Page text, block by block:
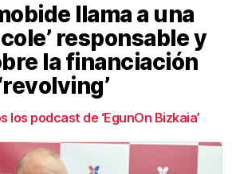
llama a una
responsable y
la financiación
‘revolving’
podcast de ‘EgunOn Bizkaia’